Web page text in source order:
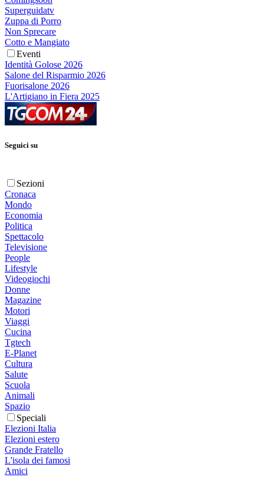
Superguidatv
Zuppa di Porro
Non Sprecare
Cotto e Mangiato
Eventi
Identità Golose 2026
Salone del Risparmio 2026
Fuorisalone 2026
L'Artigiano in Fiera 2025
Seguici su
Sezioni
Cronaca
Mondo
Economia
Politica
Spettacolo
Televisione
People
Lifestyle
Videogiochi
Donne
Magazine
Motori
Viaggi
Cucina
Tgtech
E-Planet
Cultura
Salute
Scuola
Animali
Spazio
Speciali
Elezioni Italia
Elezioni estero
Grande Fratello
L'isola dei famosi
Amici